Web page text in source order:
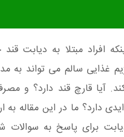
افراد مبتلا به دیابت قند
غذایی سالم می تواند به
آیا قارچ قند دارد؟ و
دارد؟ ما در این مقاله به
برای پاسخ به سوالات